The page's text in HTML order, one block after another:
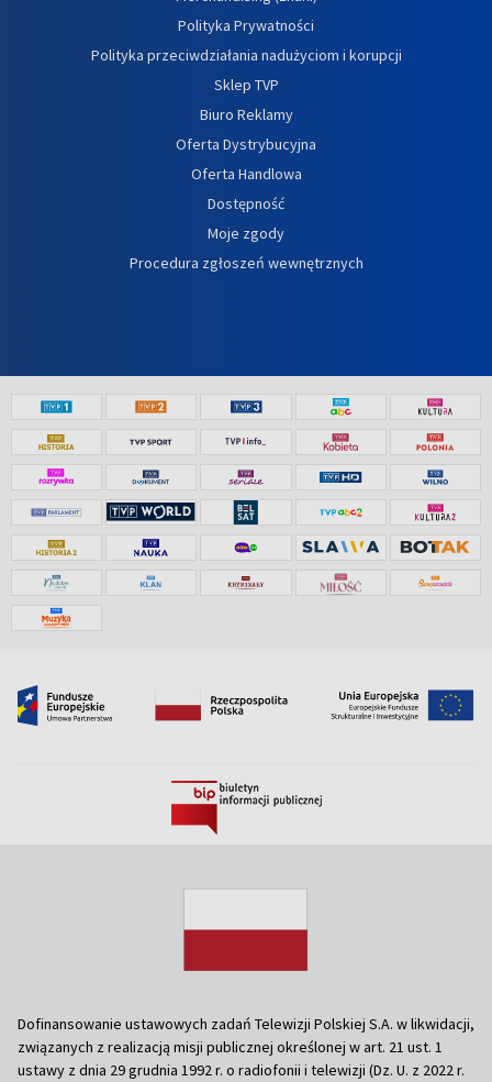
Polityka Prywatności
Polityka przeciwdziałania nadużyciom i korupcji
Sklep TVP
Biuro Reklamy
Oferta Dystrybucyjna
Oferta Handlowa
Dostępność
Moje zgody
Procedura zgłoszeń wewnętrznych
Dofinansowanie ustawowych zadań Telewizji Polskiej S.A. w likwidacji,
związanych z realizacją misji publicznej określonej w art. 21 ust. 1
ustawy z dnia 29 grudnia 1992 r. o radiofonii i telewizji (Dz. U. z 2022 r.